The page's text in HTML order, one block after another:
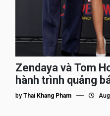
Zendaya và Tom
hành trình quảng
by Thai Khang Pham